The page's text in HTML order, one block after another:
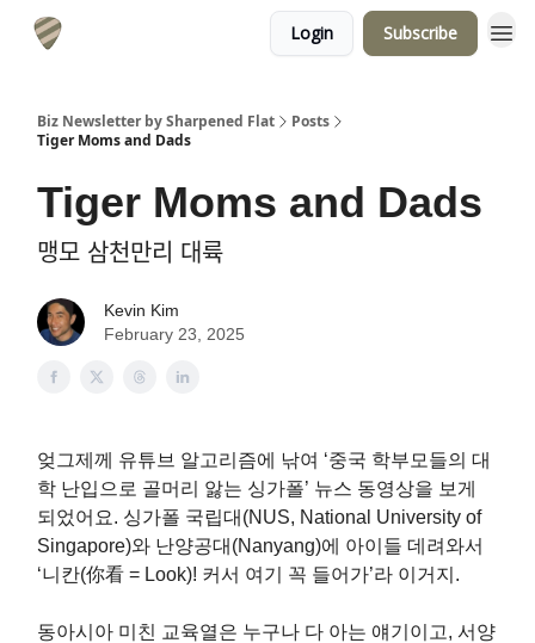
Login Subscribe
Biz Newsletter by Sharpened Flat
Posts
Tiger Moms and Dads
Tiger Moms and Dads
맹모 삼천만리 대륙
Kevin Kim
February 23, 2025
엊그제께 유튜브 알고리즘에 낚여 ‘중국 학부모들의 대
학 난입으로 골머리 앓는 싱가폴’ 뉴스 동영상을 보게
되었어요. 싱가폴 국립대(NUS, National University of
Singapore)와 난양공대(Nanyang)에 아이들 데려와서
‘니칸(你看 = Look)! 커서 여기 꼭 들어가’라 이거지.
동아시아 미친 교육열은 누구나 다 아는 얘기이고, 서양